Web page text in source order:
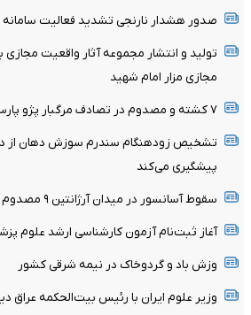
صدور هشدار نارنجی تشدید فعالیت سامانه
تولید و انتشار مجموعه آثار واقعیت
مجازی مزار امام شهید
۷ کشته و مصدوم در تصادف مرگبار پژو پارس و ساینا
تشخیص زودهنگام سندرم سوزش دهان از
پیشگیری می‌کند
سقوط آسانسور در میدان آرژانتین ۹ مصدوم برجا گذاشت
آغاز ثبت‌نام‌ آزمون کارشناسی ارشد علوم
وزش باد و گردوخاک در نیمه شرقی کشور
وزیر علوم ایران با رئیس بیت‌الحکمه عراق